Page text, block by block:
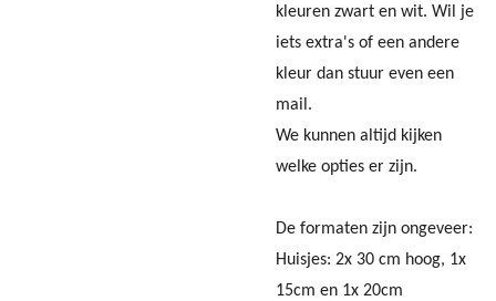
kleuren zwart en wit. Wil je
iets extra's of een andere
kleur dan stuur even een
mail.
We kunnen altijd kijken
welke opties er zijn.
De formaten zijn ongeveer:
Huisjes: 2x 30 cm hoog, 1x
15cm en 1x 20cm